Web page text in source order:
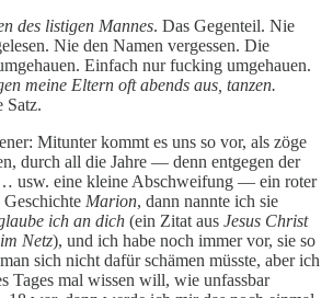
des listigen Mannes. Das Gegenteil. Nie
Nie den Namen vergessen. Die
Einfach nur fucking umgehauen.
meine Eltern oft abends aus, tanzen.
Satz.
Mitunter kommt es uns so vor, als zöge
durch all die Jahre — denn entgegen der
usw. eine kleine Abschweifung — ein roter
Marion, dann nannte ich sie
ich an dich (ein Zitat aus Jesus Christ
Netz), und ich habe noch immer vor, sie so
sich nicht dafür schämen müsste, aber ich
Tages mal wissen will, wie unfassbar